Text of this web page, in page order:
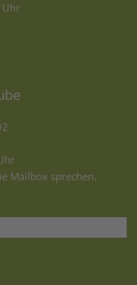
Uhr
Mailbox sprechen.